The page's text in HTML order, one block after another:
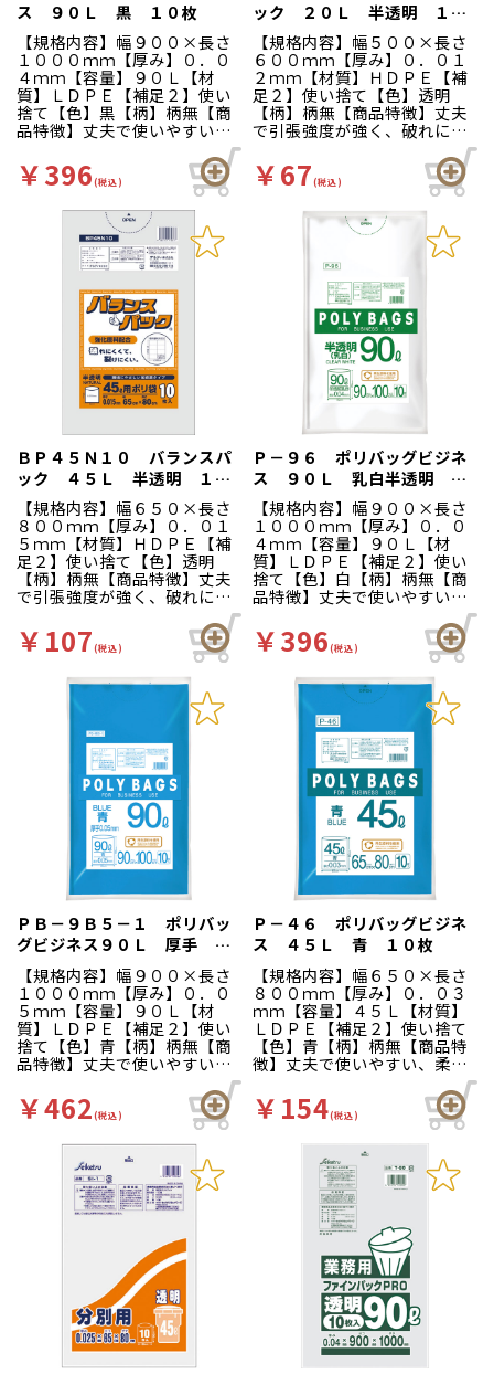
ス ９０Ｌ 黒 １０枚
【規格内容】幅９００×長さ
１０００ｍｍ【厚み】０．０
４ｍｍ【容量】９０Ｌ【材
質】ＬＤＰＥ【補足２】使い
捨て【色】黒【柄】柄無【商
品特徴】丈夫で使いやすい、
柔軟性のある分別収集用ゴミ
袋です。
￥396(税込)
ック ２０Ｌ 半透明 １０
Ｐ
【規格内容】幅５００×長さ
６００ｍｍ【厚み】０．０１
２ｍｍ【材質】ＨＤＰＥ【補
足２】使い捨て【色】透明
【柄】柄無【商品特徴】丈夫
で引張強度が強く、破れにく
合わせてサイズをお選び下さ
い。小さいサイズなので台所
用ゴミ袋としてご使用いただ
けます。
￥67(税込)
ＢＰ４５Ｎ１０ バランスパ
ック ４５Ｌ 半透明 １０
Ｐ
【規格内容】幅６５０×長さ
８００ｍｍ【厚み】０．０１
５ｍｍ【材質】ＨＤＰＥ【補
足２】使い捨て【色】透明
【柄】柄無【商品特徴】丈夫
で引張強度が強く、破れにく
い業務用ポリ袋です。用途に
合わせてサイズをお選び下さ
い。居間やオフィス等にご使
￥107(税込)
Ｐ－９６ ポリバッグビジネ
ス ９０Ｌ 乳白半透明 １
０枚
【規格内容】幅９００×長さ
１０００ｍｍ【厚み】０．０
４ｍｍ【容量】９０Ｌ【材
質】ＬＤＰＥ【補足２】使い
捨て【色】白【柄】柄無【商
品特徴】丈夫で使いやすい、
柔軟性のある分別収集用ゴミ
袋です。
￥396(税込)
ＰＢ－９Ｂ５－１ ポリバッ
グビジネス９０Ｌ 厚手
青 １０枚
【規格内容】幅９００×長さ
１０００ｍｍ【厚み】０．０
５ｍｍ【容量】９０Ｌ【材
質】ＬＤＰＥ【補足２】使い
捨て【色】青【柄】柄無【商
品特徴】丈夫で使いやすい、
柔軟性のある分別収集用ゴミ
袋です。
￥462(税込)
Ｐ－４６ ポリバッグビジネ
ス ４５Ｌ 青 １０枚
【規格内容】幅６５０×長さ
８００ｍｍ【厚み】０．０３
ｍｍ【容量】４５Ｌ【材質】
ＬＤＰＥ【補足２】使い捨て
【色】青【柄】柄無【商品特
徴】丈夫で使いやすい、柔軟
性のある分別収集用ゴミ袋で
す。
￥154(税込)